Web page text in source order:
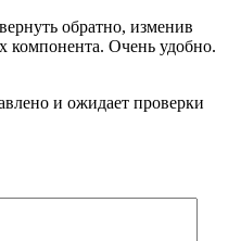
обратно, изменив
компонента. Очень удобно.
и ожидает проверки